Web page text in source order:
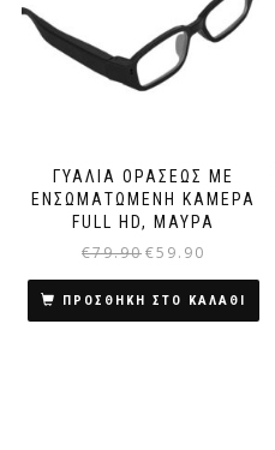
ΓΥΑΛΙΆ ΟΡΆΣΕΩΣ ΜΕ
ΕΝΣΩΜΑΤΩΜΈΝΗ ΚΆΜΕΡΑ
FULL HD, ΜΑΎΡΑ
€79.90 Original
was:
€79.90.
€59.90
τιμή
είναι:
ΠΡΟΣΘΗΚΗ ΣΤΟ ΚΑΛΑΘΙ